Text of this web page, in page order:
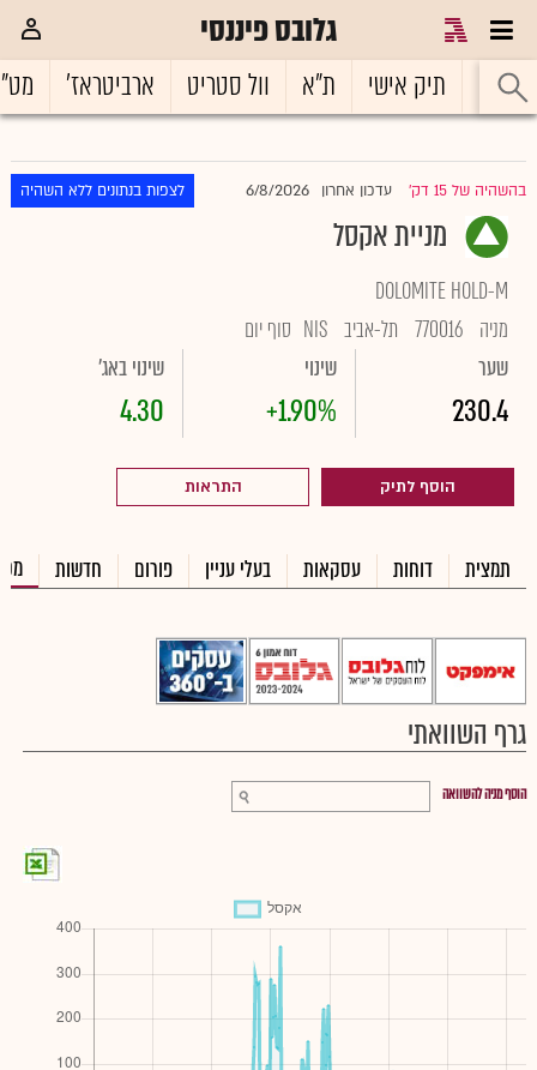
גלובס פיננסי
ראשי תיק אישי ת"א וול סטריט ארביטראז'
בהשהיה של 15 דק' עדכון אחרון 6/8/2026 לצפות בנתונים ללא השהיה
מניית אקסל
DOLOMITE HOLD-M
מניה 770016 תל-אביב NIS סוף יום
שער
230.4
שינוי
+1.90%
שינוי באג'
4.30
הוסף לתיק התראות
תמצית דוחות עסקאות בעלי עניין פורום חדשות
גרף השוואתי
הוסף מניה להשוואה